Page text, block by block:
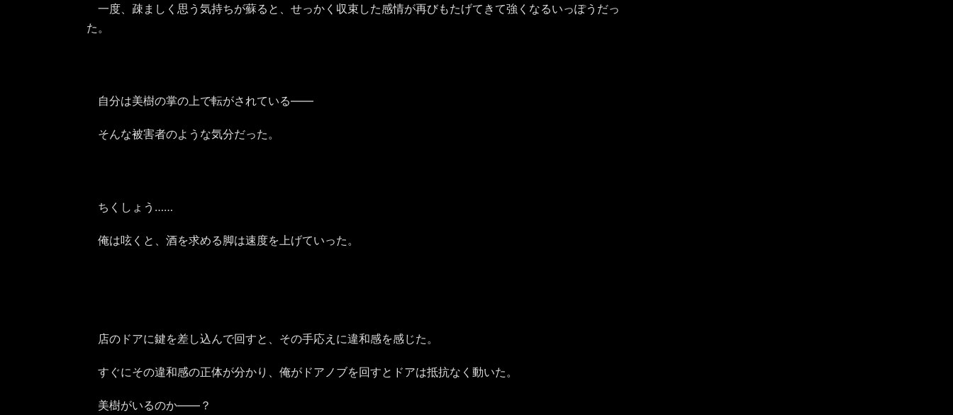
一度、疎ましく思う気持ちが蘇ると、せっかく収束した感情が再びもたげてきて強くなるいっぽうだっ
た。
自分は美樹の掌の上で転がされている――
そんな被害者のような気分だった。
ちくしょう……
俺は呟くと、酒を求める脚は速度を上げていった。
店のドアに鍵を差し込んで回すと、その手応えに違和感を感じた。
すぐにその違和感の正体が分かり、俺がドアノブを回すとドアは抵抗なく動いた。
美樹がいるのか――？